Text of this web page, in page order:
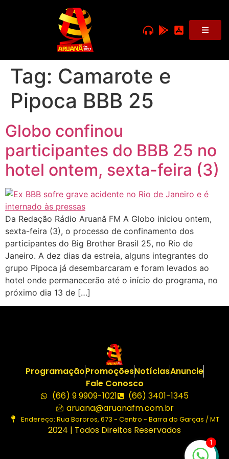
Tag: Camarote e
Pipoca BBB 25
Globo confinou
participantes do BBB 25 no
hotel ontem, sexta-feira (3)
Da Redação Rádio Aruanã FM A Globo iniciou ontem,
sexta-feira (3), o processo de confinamento dos
participantes do Big Brother Brasil 25, no Rio de
Janeiro. A dez dias da estreia, alguns integrantes do
grupo Pipoca já desembarcaram e foram levados ao
hotel onde permanecerão até o início do programa, no
próximo dia 13 de […]
ProgramaçãoPromoçõesNotíciasAnuncie
Fale Conosco
(66) 9 9909-1021
(66) 3401-1345
aruana@aruanafm.com.br
Endereço: Rua Bororos, 673 - Centro - Barra do Garças / MT
2024 | Todos Direitos Reservados
1